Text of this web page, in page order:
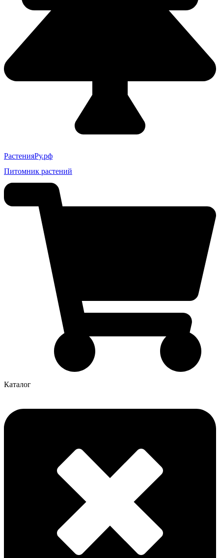
РастенияРу.рф
Питомник растений
Каталог